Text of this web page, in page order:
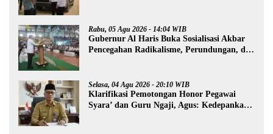
Rabu, 05 Agu 2026 - 14:04 WIB
Gubernur Al Haris Buka Sosialisasi Akbar
Pencegahan Radikalisme, Perundungan, dan
Selasa, 04 Agu 2026 - 20:10 WIB
Klarifikasi Pemotongan Honor Pegawai
Syara’ dan Guru Ngaji, Agus: Kedepankan